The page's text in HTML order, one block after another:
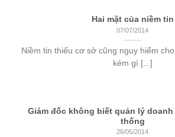
Hai mặt của niềm tin
07/07/2014
Niềm tin thiếu cơ sở cũng nguy hiểm
kém gì [...]
Giám đốc không biết quản lý
thống
26/05/2014